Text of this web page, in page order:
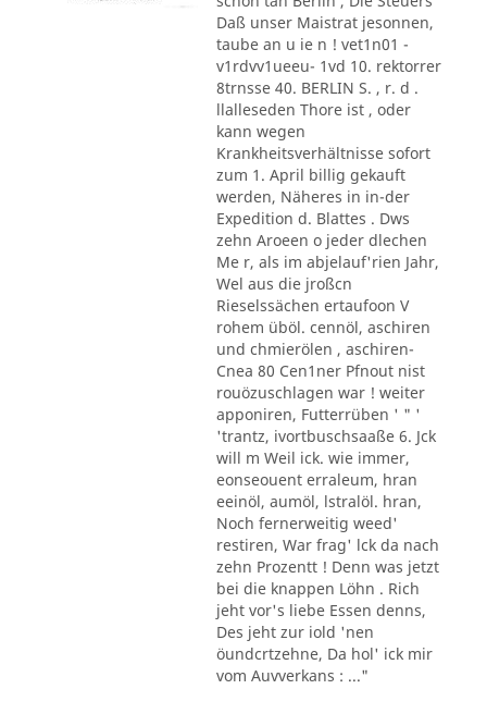
Daß unser Maistrat jesonnen,
taube an u ie n ! vet1n01 -
v1rdvv1ueeu- 1vd 10. rektorrer
8trnsse 40. BERLIN S. , r. d .
llalleseden Thore ist , oder
kann wegen
Krankheitsverhältnisse sofort
zum 1. April billig gekauft
werden, Näheres in in-der
Expedition d. Blattes . Dws
zehn Aroeen o jeder dlechen
Me r, als im abjelauf'rien Jahr,
Wel aus die jroßcn
Rieselssächen ertaufoon V
rohem üböl. cennöl, aschiren
und chmierölen , aschiren-
Cnea 80 Cen1ner Pfnout nist
rouözuschlagen war ! weiter
apponiren, Futterrüben ' " '
'trantz, ivortbuschsaaße 6. Jck
will m Weil ick. wie immer,
eonseouent erraleum, hran
eeinöl, aumöl, lstralöl. hran,
Noch fernerweitig weed'
restiren, War frag' lck da nach
zehn Prozentt ! Denn was jetzt
bei die knappen Löhn . Rich
jeht vor's liebe Essen denns,
Des jeht zur iold 'nen
öundcrtzehne, Da hol' ick mir
vom Auvverkans : ..."